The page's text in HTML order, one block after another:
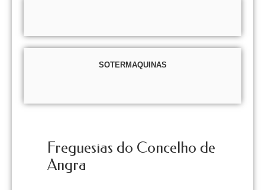
SOTERMAQUINAS
Freguesias do Concelho de
Angra